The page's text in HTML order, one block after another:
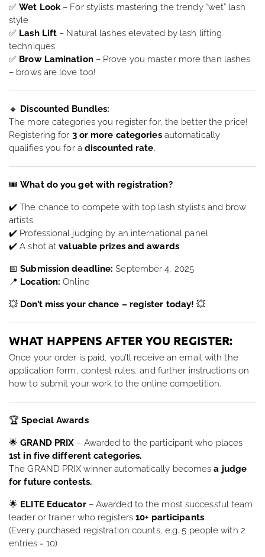
✅Wet Look– For stylists mastering the trendy “wet” lash
style
✅ Lash Lift – Natural lashes elevated by lash lifting
techniques
✅ Brow Lamination– Prove you master more than lashes
– brows are love too!
🔸 Discounted Bundles:
The more categories you register for, the better the price!
Registering for 3 or more categoriesautomatically
qualifies you for a discounted rate.
🎟What do you get with registration?
✔️ The chance to compete with top lash stylists and brow
artists
✔️ Professional judging by an international panel
✔️ A shot atvaluable prizes and awards
📅Submission deadline: September 4, 2025
📍 Location: Online
💥 Don’t miss your chance – register today! 💥
WHAT HAPPENS AFTER YOU REGISTER:
Once your order is paid, you’ll receive an email with the
application form, contest rules, and further instructions on
how to submit your work to the online competition.
🏆Special Awards
🌟GRAND PRIX – Awarded to the participant who places
1st in five different categories.
The GRAND PRIX winner automatically becomesa judge
for future contests.
🌟 ELITE Educator– Awarded to the most successful team
leader or trainer who registers10+ participants.
(Every purchased registration counts, e.g. 5 people with 2
entries = 10)